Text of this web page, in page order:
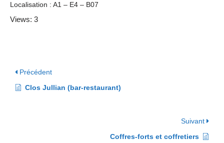
Localisation : A1 – E4 – B07
Views: 3
Précédent
Clos Jullian (bar-restaurant)
Suivant
Coffres-forts et coffretiers